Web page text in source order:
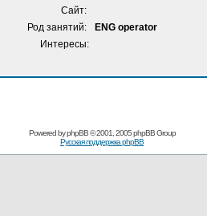
Сайт:
Род занятий:
ENG operator
Интересы:
Powered byphpBB© 2001, 2005 phpBB Group
Русская поддержка phpBB